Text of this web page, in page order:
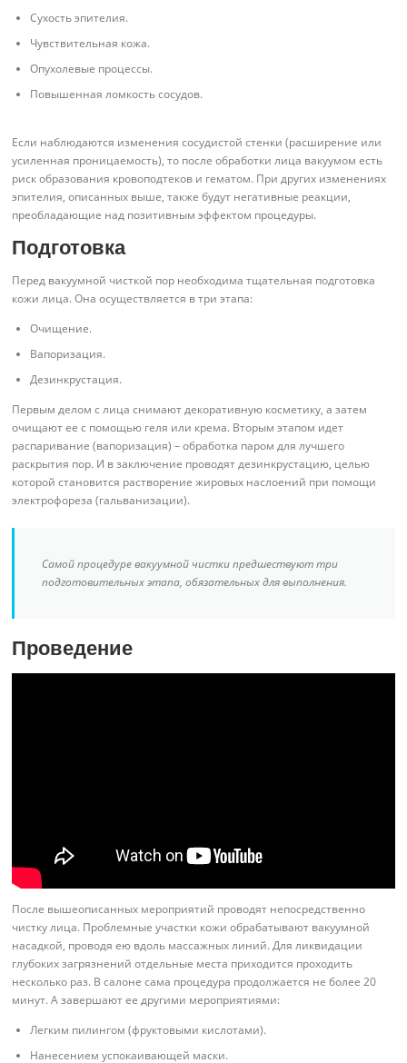
Сухость эпителия.
Чувствительная кожа.
Опухолевые процессы.
Повышенная ломкость сосудов.
Если наблюдаются изменения сосудистой стенки (расширение или
усиленная проницаемость), то после обработки лица вакуумом есть
риск образования кровоподтеков и гематом. При других изменениях
эпителия, описанных выше, также будут негативные реакции,
преобладающие над позитивным эффектом процедуры.
Подготовка
Перед вакуумной чисткой пор необходима тщательная подготовка
кожи лица. Она осуществляется в три этапа:
Очищение.
Вапоризация.
Дезинкрустация.
Первым делом с лица снимают декоративную косметику, а затем
очищают ее с помощью геля или крема. Вторым этапом идет
распаривание (вапоризация) – обработка паром для лучшего
раскрытия пор. И в заключение проводят дезинкрустацию, целью
которой становится растворение жировых наслоений при помощи
электрофореза (гальванизации).
Самой процедуре вакуумной чистки предшествуют три
подготовительных этапа, обязательных для выполнения.
Проведение
После вышеописанных мероприятий проводят непосредственно
чистку лица. Проблемные участки кожи обрабатывают вакуумной
насадкой, проводя ею вдоль массажных линий. Для ликвидации
глубоких загрязнений отдельные места приходится проходить
несколько раз. В салоне сама процедура продолжается не более 20
минут. А завершают ее другими мероприятиями:
Легким пилингом (фруктовыми кислотами).
Нанесением успокаивающей маски.